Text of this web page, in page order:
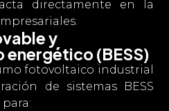
directamente en la
y
(BESS)
fotovoltaico industrial
de sistemas BESS
para: